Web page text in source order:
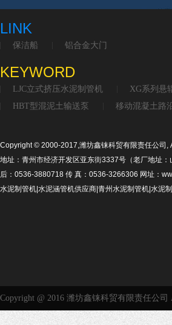
LINK
保洁船 铝合金大门
KEYWORD
LJC立式挤压水泥制管机 XG系列悬
HBT型混泥土输送泵
移动混凝土路
Copyright © 2000-2017,潍坊鑫铼科贸有限责任公司,
地址：青州市经济开发区亚东街3337号（老厂地址
后：0536-3880718 传 真：0536-3266306 网址：
水泥制管机|水泥涵管机供应商|青州水泥制管机|水泥
Copyright @ 2016 潍坊鑫铼科贸有限责任公司